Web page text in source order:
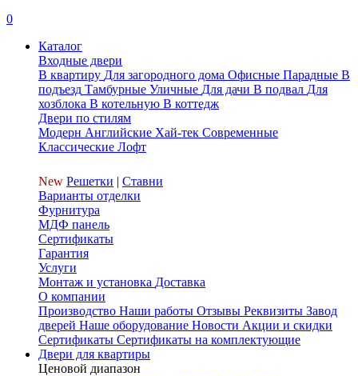
0
Каталог
Входные двери
В квартиру Для загородного дома Офисные Парадные В
подъезд Тамбурные Уличные Для дачи В подвал Для
хозблока В котельную В коттедж
Двери по стилям
Модерн Английские Хай-тек Современные
Классические Лофт
New Решетки | Ставни
Варианты отделки
Фурнитура
МДФ панель
Сертификаты
Гарантия
Услуги
Монтаж и установка Доставка
О компании
Производство Наши работы Отзывы Реквизиты Завод
дверей Наше оборудование Новости Акции и скидки
Сертификаты Сертификаты на комплектующие
Двери для квартиры
Ценовой диапазон